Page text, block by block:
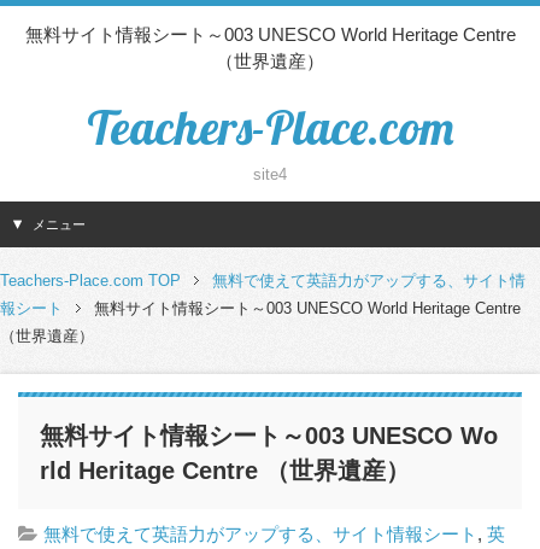
無料サイト情報シート～003 UNESCO World Heritage Centre
（世界遺産）
Teachers-Place.com
site4
メニュー
Teachers-Place.com TOP
無料で使えて英語力がアップする、サイト情
報シート
無料サイト情報シート～003 UNESCO World Heritage Centre
（世界遺産）
無料サイト情報シート～003 UNESCO Wo
rld Heritage Centre （世界遺産）
無料で使えて英語力がアップする、サイト情報シート ,英